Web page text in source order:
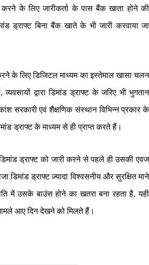
के लिए जारीकर्ता के पास बैंक खाता होने की
ड्राफ्ट बिना बैंक खाते के भी जारी करवाया जा
के लिए डिजिटल माध्यम का इस्तेमाल खासा चलन
द्वारा डिमांड ड्राफ्ट के जरिए भी भुगतान
सरकारी एवं शैक्षणिक संस्थान विभिन्न प्रकार के
ड्राफ्ट के माध्यम से ही प्राप्त करते हैं।
ड्राफ्ट को जारी करने से पहले ही उसकी एवज
डिमांड ड्राफ्ट ज़्यादा विश्वसनीय और सुरक्षित माने
में उसके बाउंस होने का खतरा बना रहता है, यही
आए दिन देखने को मिलते हैं।